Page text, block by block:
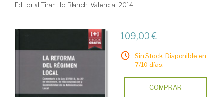
Editorial Tirant lo Blanch. Valencia, 2014
109,00 €
Sin Stock. Disponible en
7/10 días.
COMPRAR